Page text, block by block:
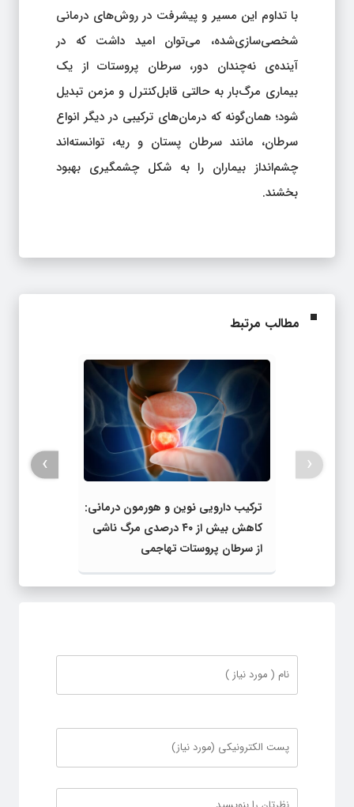
با تداوم این مسیر و پیشرفت در روش‌های درمانی
شخصی‌سازی‌شده، می‌توان امید داشت که در
آینده‌ی نه‌چندان دور، سرطان پروستات از یک
بیماری مرگ‌بار به حالتی قابل‌کنترل و مزمن تبدیل
شود؛ همان‌گونه که درمان‌های ترکیبی در دیگر انواع
سرطان، مانند سرطان پستان و ریه، توانسته‌اند
چشم‌انداز بیماران را به شکل چشمگیری بهبود
بخشند.
مطالب مرتبط
ترکیب دارویی نوین و هورمون‌ درمانی:
کاهش بیش از ۴۰ درصدی مرگ ناشی
از سرطان پروستات تهاجمی
‹
›